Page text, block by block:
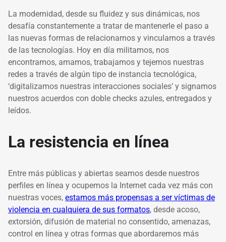
La modernidad, desde su fluidez y sus dinámicas, nos
desafía constantemente a tratar de mantenerle el paso a
las nuevas formas de relacionarnos y vincularnos a través
de las tecnologías. Hoy en día militamos, nos
encontramos, amamos, trabajamos y tejemos nuestras
redes a través de algún tipo de instancia tecnológica,
‘digitalizamos nuestras interacciones sociales’ y signamos
nuestros acuerdos con doble checks azules, entregados y
leídos.
La resistencia en línea
Entre más públicas y abiertas seamos desde nuestros
perfiles en línea y ocupemos la Internet cada vez más con
nuestras voces, estamos más propensas a ser víctimas de
violencia en cualquiera de sus formatos, desde acoso,
extorsión, difusión de material no consentido, amenazas,
control en línea y otras formas que abordaremos más